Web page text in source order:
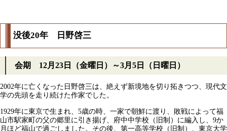
没後20年 日野啓三
会期 12月23日（金曜日）～3月5日（日曜日）
2002年に亡くなった日野啓三は、絶えず新境地を切り拓きつつ、現代文
学の先頭を走り続けた作家でした。
1929年に東京で生まれ、5歳の時、一家で朝鮮に渡り、敗戦によって福
山市駅家町の父の郷里に引き揚げ、府中中学校（旧制）に編入し、9か
月ほど福山で過ごしました。その後、第一高等学校（旧制）、東京大学